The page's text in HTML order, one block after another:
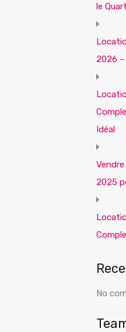
le
2026
Idéal
2025
No